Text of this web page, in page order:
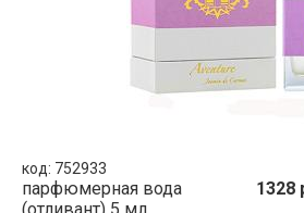
код: 752933
парфюмерная вода
1328